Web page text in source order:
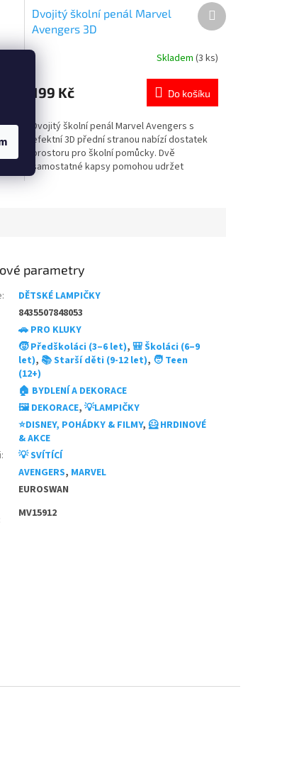
s
Dvojitý školní penál Marvel
Avengers 3D
produktu
je
z
5
hvězdiček.
Skladem(3 ks)
199 Kč Do košíku
Dvojitý školní penál Marvel Avengers s
efektní 3D přední stranou nabízí dostatek
prostoru pro školní pomůcky. Dvě
samostatné kapsy pomohou udržet
pastelky, pera i další potřeby přehledně
Další
produkt
parametry
:
DĚTSKÉ LAMPIČKY
8435507848053
🚗 PRO KLUKY
🧒 Předškoláci (3–6 let),🎒 Školáci (6–9
let), 📚 Starší děti (9-12 let), 🧑 Teen
(12+)
🏠 BYDLENÍ A DEKORACE
🖼️ DEKORACE,💡LAMPIČKY
⭐DISNEY, POHÁDKY & FILMY,🦸 HRDINOVÉ
& AKCE
:
💡 SVÍTÍCÍ
AVENGERS, MARVEL
EUROSWAN
MV15912